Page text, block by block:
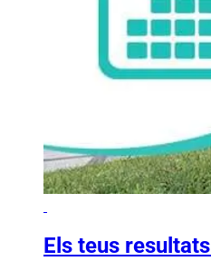
Els teus resultats